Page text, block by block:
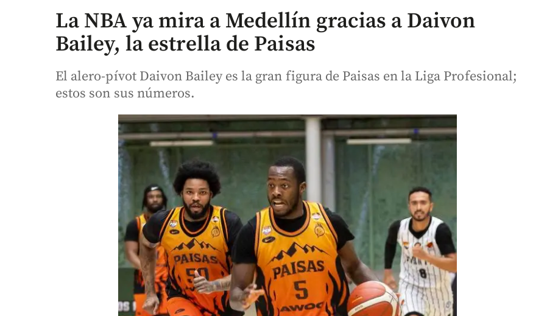
La NBA ya mira a Medellín gracias a Daivon
Bailey, la estrella de Paisas
El alero-pívot Daivon Bailey es la gran figura de Paisas en la Liga Profesional;
estos son sus números.